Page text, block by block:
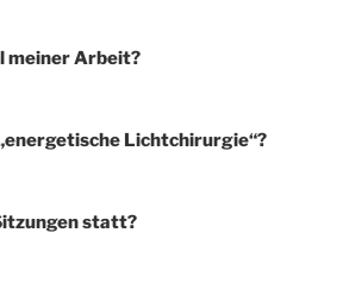
meiner Arbeit?
Lichtchirurgie“?
statt?